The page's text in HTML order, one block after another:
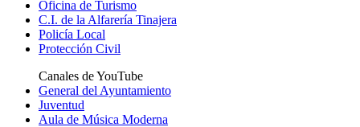
Oficina de Turismo
C.I. de la Alfarería Tinajera
Policía Local
Protección Civil
Canales de YouTube
General del Ayuntamiento
Juventud
Aula de Música Moderna